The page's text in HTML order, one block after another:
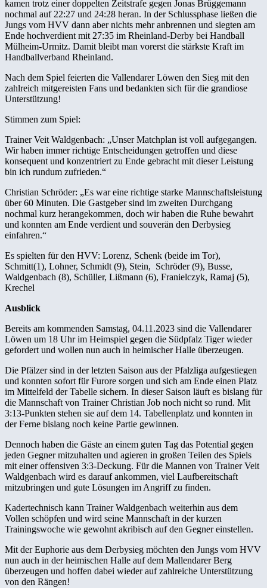
kamen trotz einer doppelten Zeitstrafe gegen Jonas Brüggemann
nochmal auf 22:27 und 24:28 heran. In der Schlussphase ließen die
Jungs vom HVV dann aber nichts mehr anbrennen und siegten am
Ende hochverdient mit 27:35 im Rheinland-Derby bei Handball
Mülheim-Urmitz. Damit bleibt man vorerst die stärkste Kraft im
Handballverband Rheinland.
Nach dem Spiel feierten die Vallendarer Löwen den Sieg mit den
zahlreich mitgereisten Fans und bedankten sich für die grandiose
Unterstützung!
Stimmen zum Spiel:
Trainer Veit Waldgenbach: „Unser Matchplan ist voll aufgegangen.
Wir haben immer richtige Entscheidungen getroffen und diese
konsequent und konzentriert zu Ende gebracht mit dieser Leistung
bin ich rundum zufrieden.“
Christian Schröder: „Es war eine richtige starke Mannschaftsleistung
über 60 Minuten. Die Gastgeber sind im zweiten Durchgang
nochmal kurz herangekommen, doch wir haben die Ruhe bewahrt
und konnten am Ende verdient und souverän den Derbysieg
einfahren.“
Es spielten für den HVV: Lorenz, Schenk (beide im Tor),
Schmitt(1), Lohner, Schmidt (9), Stein, Schröder (9), Busse,
Waldgenbach (8), Schüller, Lißmann (6), Franielczyk, Ramaj (5),
Krechel
Ausblick
Bereits am kommenden Samstag, 04.11.2023 sind die Vallendarer
Löwen um 18 Uhr im Heimspiel gegen die Südpfalz Tiger wieder
gefordert und wollen nun auch in heimischer Halle überzeugen.
Die Pfälzer sind in der letzten Saison aus der Pfalzliga aufgestiegen
und konnten sofort für Furore sorgen und sich am Ende einen Platz
im Mittelfeld der Tabelle sichern. In dieser Saison läuft es bislang für
die Mannschaft von Trainer Christian Job noch nicht so rund. Mit
3:13-Punkten stehen sie auf dem 14. Tabellenplatz und konnten in
der Ferne bislang noch keine Partie gewinnen.
Dennoch haben die Gäste an einem guten Tag das Potential gegen
jeden Gegner mitzuhalten und agieren in großen Teilen des Spiels
mit einer offensiven 3:3-Deckung. Für die Mannen von Trainer Veit
Waldgenbach wird es darauf ankommen, viel Laufbereitschaft
mitzubringen und gute Lösungen im Angriff zu finden.
Kadertechnisch kann Trainer Waldgenbach weiterhin aus dem
Vollen schöpfen und wird seine Mannschaft in der kurzen
Trainingswoche wie gewohnt akribisch auf den Gegner einstellen.
Mit der Euphorie aus dem Derbysieg möchten den Jungs vom HVV
nun auch in der heimischen Halle auf dem Mallendarer Berg
überzeugen und hoffen dabei wieder auf zahlreiche Unterstützung
von den Rängen!